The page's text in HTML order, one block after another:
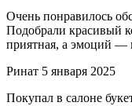
Очень понравилось
Подобрали красивый
приятная, а эмоций —
Ринат 5 января 2025
Покупал в салоне